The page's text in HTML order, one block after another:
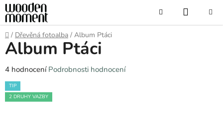
Přejít
na
obsah
KOŠÍK
Domů
/ Dřevěná fotoalba / Album Ptáci
Album Ptáci
Průměrné
hodnocení
produktu
4 hodnocení Podrobnosti hodnocení
TIP
2 DRUHY VAZBY